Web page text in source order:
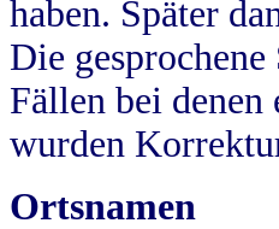
haben. Später
Die
Fällen bei
wurden
Ortsnamen